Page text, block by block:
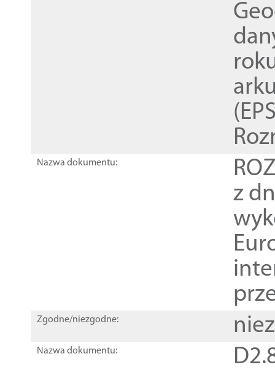
Nazwa dokumentu:
z
Zgodne/niezgodne:
Nazwa dokumentu: